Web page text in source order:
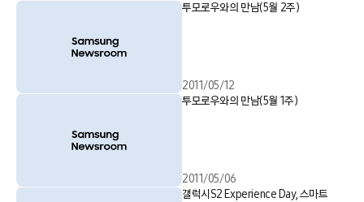
투모로우와의 만남(5월 2주)
2011/05/12
투모로우와의 만남(5월 1주)
2011/05/06
갤럭시S2 Experience Day, 스마트